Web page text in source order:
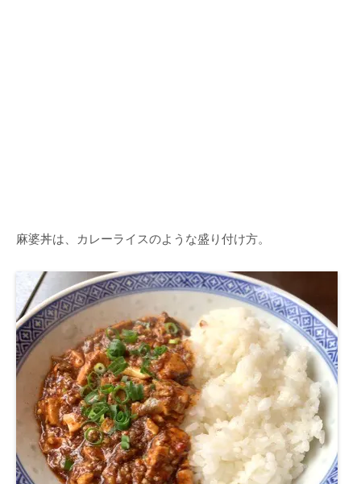
麻婆丼は、カレーライスのような盛り付け方。